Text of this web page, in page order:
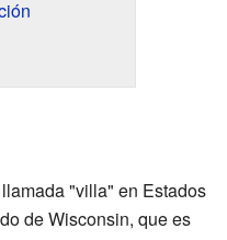
"villa" en Estados
de Wisconsin, que es